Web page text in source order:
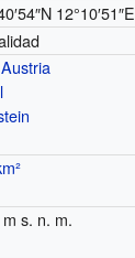
12°10′51″E
Austria
s. n. m.